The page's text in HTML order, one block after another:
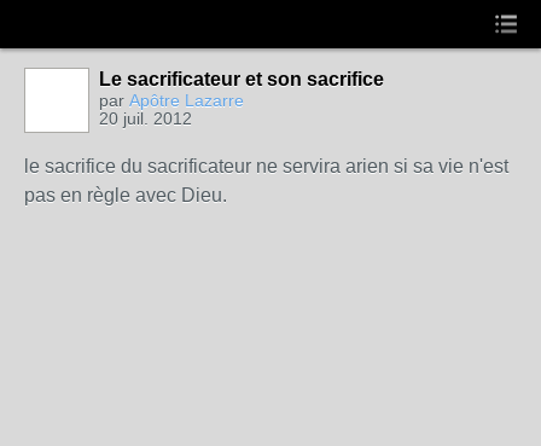
Le sacrificateur et son sacrifice
par Apôtre Lazarre
20 juil. 2012
le sacrifice du sacrificateur ne servira arien si sa vie n'est
pas en règle avec Dieu.